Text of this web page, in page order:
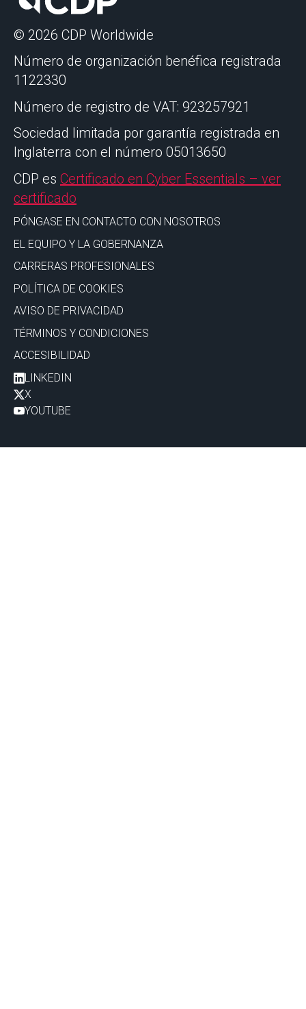
© 2026 CDP Worldwide
Número de organización benéfica registrada
1122330
Número de registro de VAT: 923257921
Sociedad limitada por garantía registrada en
Inglaterra con el número 05013650
CDP es Certificado en Cyber Essentials – ver
certificado
PÓNGASE EN CONTACTO CON NOSOTROS
EL EQUIPO Y LA GOBERNANZA
CARRERAS PROFESIONALES
POLÍTICA DE COOKIES
AVISO DE PRIVACIDAD
TÉRMINOS Y CONDICIONES
ACCESIBILIDAD
LINKEDIN
X
YOUTUBE